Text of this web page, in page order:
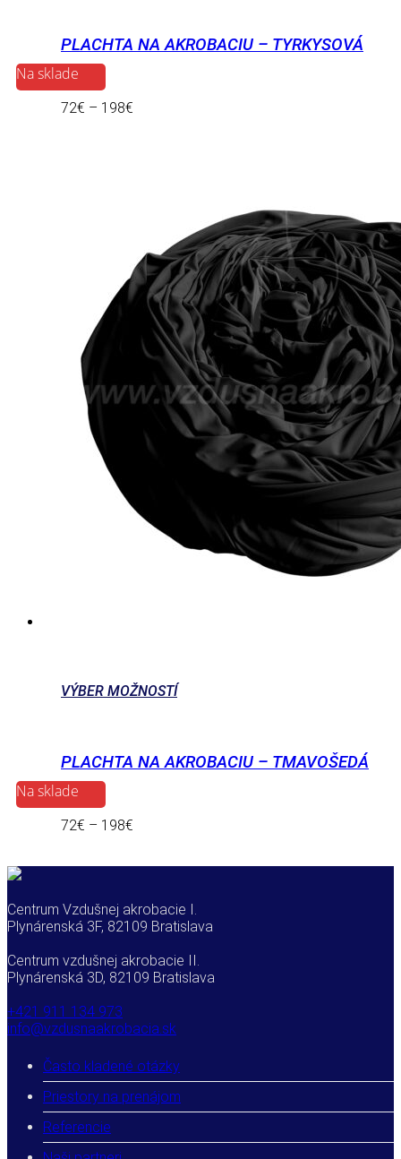
PLACHTA NA AKROBACIU – TYRKYSOVÁ
Na sklade
72€ – 198€
VÝBER MOŽNOSTÍ
PLACHTA NA AKROBACIU – TMAVOŠEDÁ
Na sklade
72€ – 198€
Centrum Vzdušnej akrobacie I.
Plynárenská 3F, 82109 Bratislava
Centrum vzdušnej akrobacie II.
Plynárenská 3D, 82109 Bratislava
+421 911 134 973
info@vzdusnaakrobacia.sk
Často kladené otázky
Priestory na prenájom
Referencie